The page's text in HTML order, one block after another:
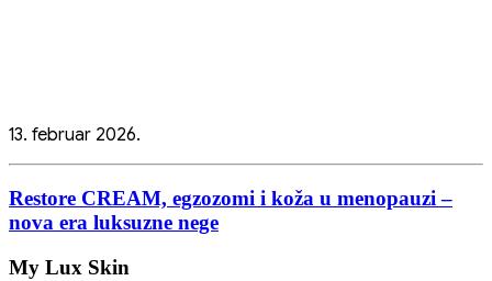
13. februar 2026.
Restore CREAM, egzozomi i koža u menopauzi –
nova era luksuzne nege
My Lux Skin